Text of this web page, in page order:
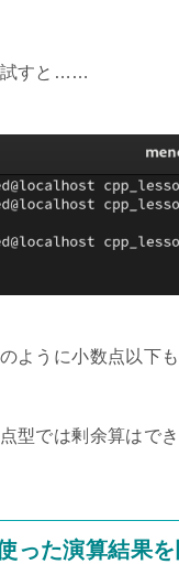
試すと……
ように小数点以下
型では剰余算はで
った演算結果